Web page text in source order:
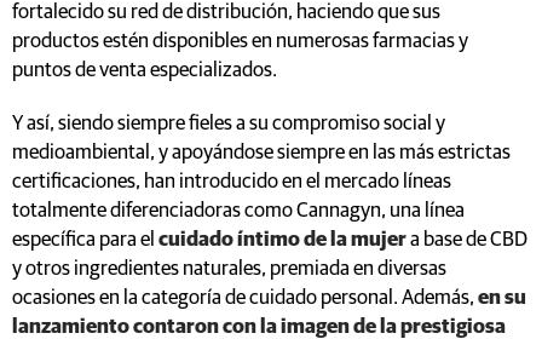
fortalecido su red de distribución, haciendo que sus
productos estén disponibles en numerosas farmacias y
puntos de venta especializados.
Y así, siendo siempre fieles a su compromiso social y
medioambiental, y apoyándose siempre en las más estrictas
certificaciones, han introducido en el mercado líneas
totalmente diferenciadoras como Cannagyn, una línea
específica para el cuidado íntimo de la mujera base de CBD
y otros ingredientes naturales, premiada en diversas
ocasiones en la categoría de cuidado personal. Además, en su
lanzamiento contaron con la imagen de la prestigiosa